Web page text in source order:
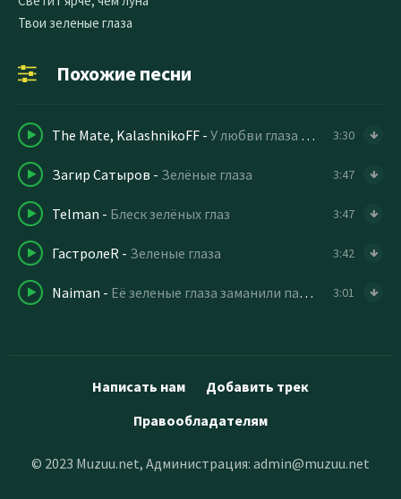
Твои зеленые глаза
Похожие песни
The Mate, KalashnikoFF - У любви глаза зеленые (Remix) 3:30
Загир Сатыров - Зелёные глаза 3:47
Telman - Блеск зелёных глаз 3:47
ГастролеR - Зеленые глаза 3:42
Naiman - Её зеленые глаза заманили пацана 3:01
Написать нам
Добавить трек
Правообладателям
© 2023 Muzuu.net, Администрация: admin@muzuu.net